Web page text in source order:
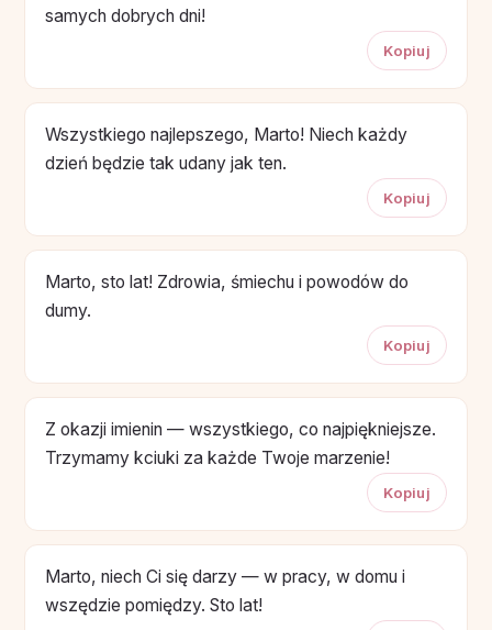
samych dobrych dni!
Kopiuj
Wszystkiego najlepszego, Marto! Niech każdy
dzień będzie tak udany jak ten.
Kopiuj
Marto, sto lat! Zdrowia, śmiechu i powodów do
dumy.
Kopiuj
Z okazji imienin — wszystkiego, co najpiękniejsze.
Trzymamy kciuki za każde Twoje marzenie!
Kopiuj
Marto, niech Ci się darzy — w pracy, w domu i
wszędzie pomiędzy. Sto lat!